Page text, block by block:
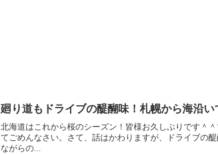
廻り道もドライブの醍醐味！札幌から海沿い
北海道はこれから桜のシーズン！皆様お久しぶりです＾
てごめんなさい。さて、話はかわりますが、ドライブの
ながらの...